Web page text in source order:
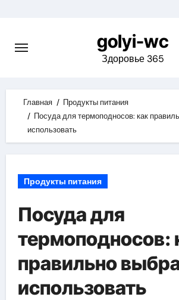
content
golyi-wc
Здоровье 365
Главная
Продукты питания
Посуда для термоподносов: как
использовать
Продукты питания
Посуда для
термоподносов:
правильно
использовать